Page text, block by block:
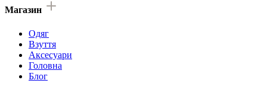
Магазин
Одяг
Взуття
Аксесуари
Головна
Блог